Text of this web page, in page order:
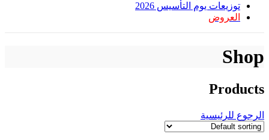
توزيعات يوم التأسيس 2026
العروض
Shop
Products
الرجوع للرئيسية